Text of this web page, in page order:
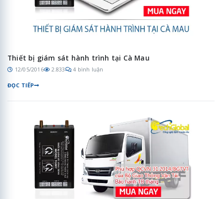
Thiết bị giám sát hành trình tại Cà Mau
12/05/2016 2.833 4 bình luận
ĐỌC TIẾP